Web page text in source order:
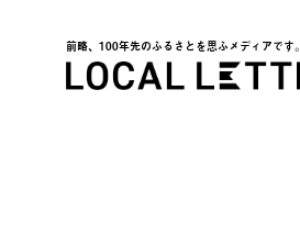
前略、100年先のふるさとを思ふメディアです。